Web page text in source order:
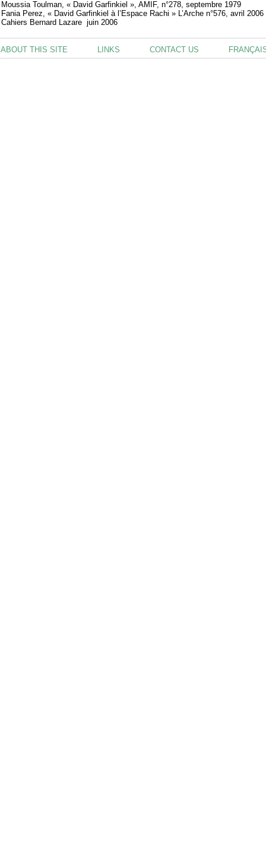
Moussia Toulman, « David Garfinkiel », AMIF, n°278, septembre 1979
Fania Perez, « David Garfinkiel à l’Espace Rachi » L’Arche n°576, avril 2006
Cahiers Bernard Lazare juin 2006
ABOUT THIS SITE LINKS CONTACT US